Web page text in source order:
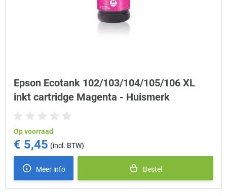
Epson Ecotank 102/103/104/105/106 XL
inkt cartridge Magenta - Huismerk
Op voorraad
€ 5,45
Meer info Bestel